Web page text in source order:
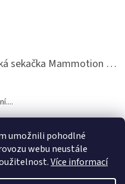
umožnili pohodlné
webu neustále
Více informací
Bezdrátová robotická sekačka Mammotion LUBA mini 2 1500
5 hvězdiček.
HODNOCENÍ